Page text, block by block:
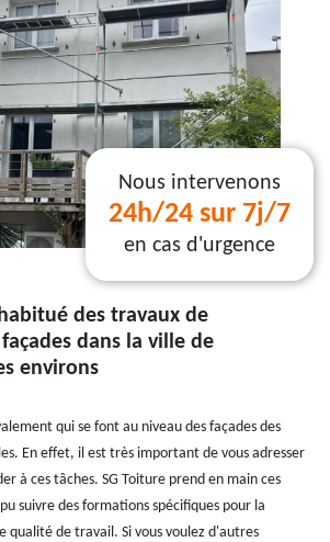
Nous intervenons
24h/24 sur 7j/7
en cas d'urgence
des travaux de
dans la ville de
environs
qui se font au niveau des façades des
En effet, il est très important de vous adresser
à ces tâches. SG Toiture prend en main ces
suivre des formations spécifiques pour la
qualité de travail. Si vous voulez d'autres